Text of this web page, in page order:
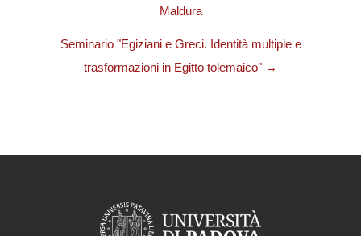
Maldura
Seminario "Egiziani e Greci. Identità multiple e
trasformazioni in Egitto tolemaico" →